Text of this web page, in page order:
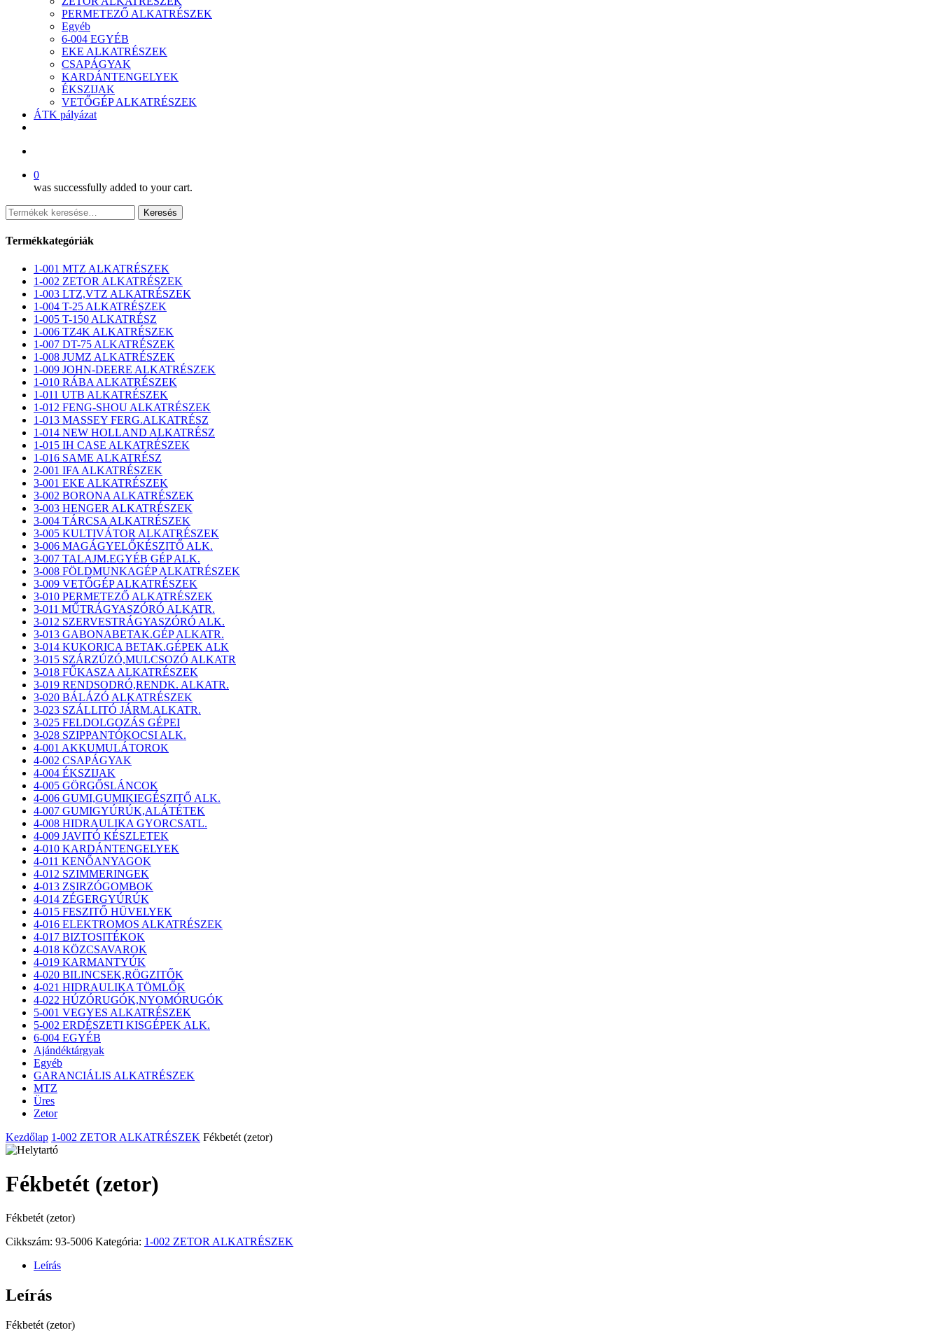
PERMETEZŐ ALKATRÉSZEK
Egyéb
6-004 EGYÉB
EKE ALKATRÉSZEK
CSAPÁGYAK
KARDÁNTENGELYEK
ÉKSZIJAK
VETŐGÉP ALKATRÉSZEK
ÁTK pályázat
0
was successfully added to your cart.
Keresés
a
következőre:
Keresés
Termékkategóriák
1-001 MTZ ALKATRÉSZEK
1-002 ZETOR ALKATRÉSZEK
1-003 LTZ,VTZ ALKATRÉSZEK
1-004 T-25 ALKATRÉSZEK
1-005 T-150 ALKATRÉSZ
1-006 TZ4K ALKATRÉSZEK
1-007 DT-75 ALKATRÉSZEK
1-008 JUMZ ALKATRÉSZEK
1-009 JOHN-DEERE ALKATRÉSZEK
1-010 RÁBA ALKATRÉSZEK
1-011 UTB ALKATRÉSZEK
1-012 FENG-SHOU ALKATRÉSZEK
1-013 MASSEY FERG.ALKATRÉSZ
1-014 NEW HOLLAND ALKATRÉSZ
1-015 IH CASE ALKATRÉSZEK
1-016 SAME ALKATRÉSZ
2-001 IFA ALKATRÉSZEK
3-001 EKE ALKATRÉSZEK
3-002 BORONA ALKATRÉSZEK
3-003 HENGER ALKATRÉSZEK
3-004 TÁRCSA ALKATRÉSZEK
3-005 KULTIVÁTOR ALKATRÉSZEK
3-006 MAGÁGYELŐKÉSZITŐ ALK.
3-007 TALAJM.EGYÉB GÉP ALK.
3-008 FÖLDMUNKAGÉP ALKATRÉSZEK
3-009 VETŐGÉP ALKATRÉSZEK
3-010 PERMETEZŐ ALKATRÉSZEK
3-011 MŰTRÁGYASZÓRÓ ALKATR.
3-012 SZERVESTRÁGYASZÓRÓ ALK.
3-013 GABONABETAK.GÉP ALKATR.
3-014 KUKORICA BETAK.GÉPEK ALK
3-015 SZÁRZÚZÓ,MULCSOZÓ ALKATR
3-018 FŰKASZA ALKATRÉSZEK
3-019 RENDSODRÓ,RENDK. ALKATR.
3-020 BÁLÁZÓ ALKATRÉSZEK
3-023 SZÁLLITÓ JÁRM.ALKATR.
3-025 FELDOLGOZÁS GÉPEI
3-028 SZIPPANTÓKOCSI ALK.
4-001 AKKUMULÁTOROK
4-002 CSAPÁGYAK
4-004 ÉKSZIJAK
4-005 GÖRGŐSLÁNCOK
4-006 GUMI,GUMIKIEGÉSZITŐ ALK.
4-007 GUMIGYÚRÚK,ALÁTÉTEK
4-008 HIDRAULIKA GYORCSATL.
4-009 JAVITÓ KÉSZLETEK
4-010 KARDÁNTENGELYEK
4-011 KENŐANYAGOK
4-012 SZIMMERINGEK
4-013 ZSIRZÓGOMBOK
4-014 ZÉGERGYÚRÚK
4-015 FESZITŐ HÜVELYEK
4-016 ELEKTROMOS ALKATRÉSZEK
4-017 BIZTOSITÉKOK
4-018 KÖZCSAVAROK
4-019 KARMANTYÚK
4-020 BILINCSEK,RÖGZITŐK
4-021 HIDRAULIKA TÖMLŐK
4-022 HÚZÓRUGÓK,NYOMÓRUGÓK
5-001 VEGYES ALKATRÉSZEK
5-002 ERDÉSZETI KISGÉPEK ALK.
6-004 EGYÉB
Ajándéktárgyak
Egyéb
GARANCIÁLIS ALKATRÉSZEK
MTZ
Üres
Zetor
Kezdőlap 1-002 ZETOR ALKATRÉSZEK Fékbetét (zetor)
Fékbetét (zetor)
Fékbetét (zetor)
Cikkszám: 93-5006 Kategória: 1-002 ZETOR ALKATRÉSZEK
Leírás
Leírás
Fékbetét (zetor)